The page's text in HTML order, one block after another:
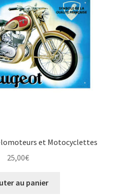
et Motocyclettes
25,00€
au panier